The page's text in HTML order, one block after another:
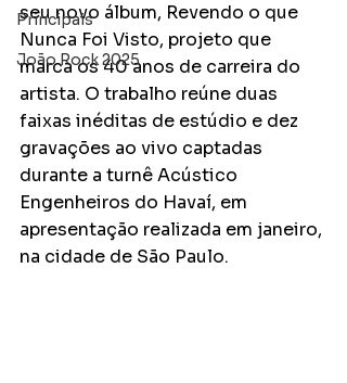
Principais
João Rock 2025
seu novo álbum, Revendo o que
Nunca Foi Visto, projeto que
marca os 40 anos de carreira do
artista. O trabalho reúne duas
faixas inéditas de estúdio e dez
gravações ao vivo captadas
durante a turnê Acústico
Engenheiros do Havaí, em
apresentação realizada em janeiro,
na cidade de São Paulo.